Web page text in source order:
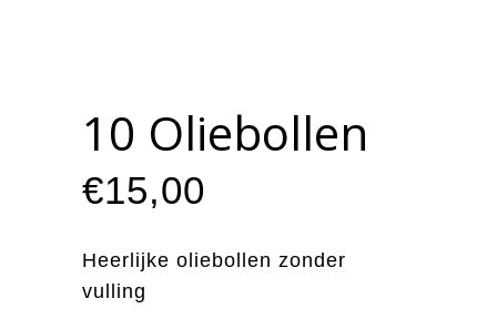
10 Oliebollen
€15,00
Heerlijke oliebollen zonder
vulling